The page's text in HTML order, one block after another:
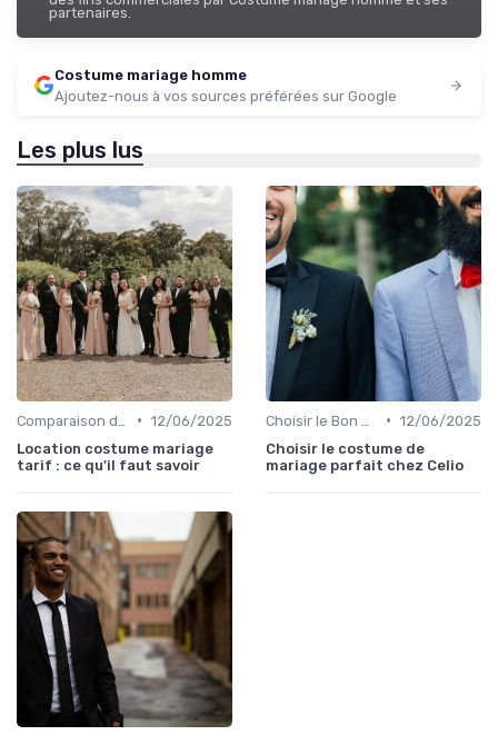
partenaires.
Costume mariage homme
Ajoutez-nous à vos sources préférées sur Google
Les plus lus
• 12/06/2025
Location costume mariage
tarif : ce qu'il faut savoir
• 12/06/2025
Choisir le costume de
mariage parfait chez Celio